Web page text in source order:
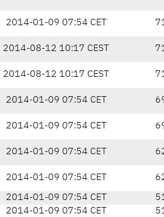
2014-01-09 07:54 CET
2014-08-12 10:17 CEST
2014-08-12 10:17 CEST
2014-01-09 07:54 CET
2014-01-09 07:54 CET
2014-01-09 07:54 CET
2014-01-09 07:54 CET
2014-01-09 07:54 CET
2014-01-09 07:54 CET